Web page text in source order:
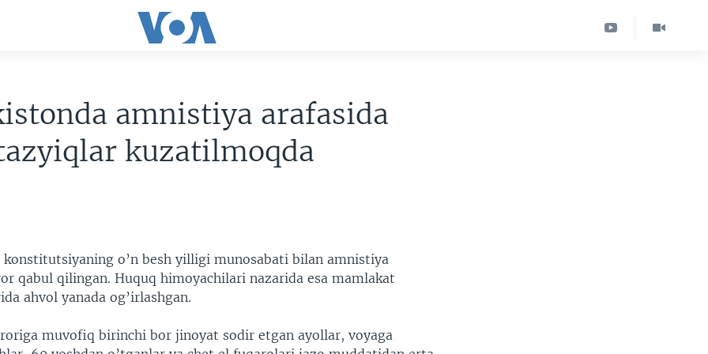
amnistiya arafasida
kuzatilmoqda
konstitutsiyaning o’n besh yilligi munosabati bilan amnistiya
qabul qilingan. Huquq himoyachilari nazarida esa mamlakat
ahvol yanada og’irlashgan.
muvofiq birinchi bor jinoyat sodir etgan ayollar, voyaga